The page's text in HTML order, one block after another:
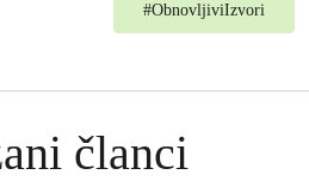
#ObnovljiviIzvori
članci